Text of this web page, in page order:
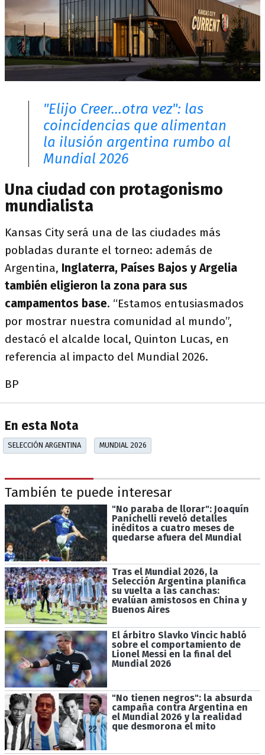
"Elijo Creer...otra vez": las
coincidencias que alimentan
la ilusión argentina rumbo al
Mundial 2026
Una ciudad con protagonismo
mundialista
Kansas City será una de las ciudades más
pobladas durante el torneo: además de
Argentina, Inglaterra, Países Bajos y Argelia
también eligieron la zona para sus
campamentos base. “Estamos entusiasmados
por mostrar nuestra comunidad al mundo”,
destacó el alcalde local, Quinton Lucas, en
referencia al impacto del Mundial 2026.
BP
En esta Nota
SELECCIÓN ARGENTINA MUNDIAL 2026
También te puede interesar
"No paraba de llorar": Joaquín
Panichelli reveló detalles
inéditos a cuatro meses de
quedarse afuera del Mundial
Tras el Mundial 2026, la
Selección Argentina planifica
su vuelta a las canchas:
evalúan amistosos en China y
Buenos Aires
El árbitro Slavko Vincic habló
sobre el comportamiento de
Lionel Messi en la final del
Mundial 2026
"No tienen negros": la absurda
campaña contra Argentina en
el Mundial 2026 y la realidad
que desmorona el mito